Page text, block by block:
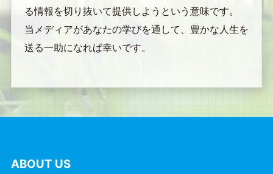
る情報を切り抜いて提供しようという意味です。
当メディアがあなたの学びを通して、豊かな人生を
送る一助になれば幸いです。
ABOUT US